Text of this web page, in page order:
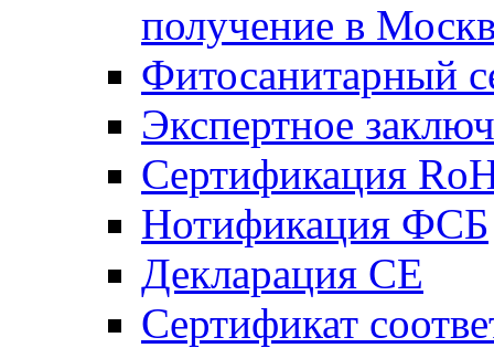
получение в
Фитосанитарный
Экспертное
Сертификация
Нотификация ФСБ
Декларация СЕ
Сертификат